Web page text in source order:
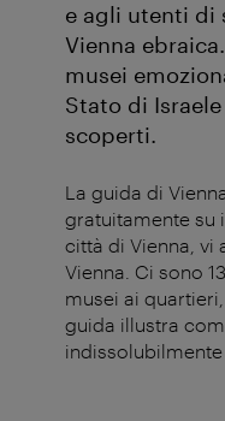
e agli utenti di
Vienna
musei
Stato di
scoperti.
La guida di
gratuitamente su
città di Vienna, vi
Vienna. Ci sono
musei ai
guida illustra